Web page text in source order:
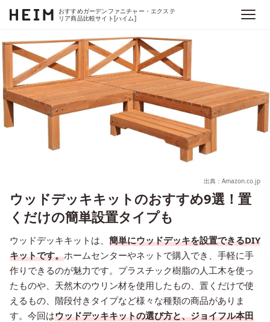
おすすめガーデンファニチャー・エクステ
リア商品比較サイト[ハイム]
出典：Amazon.co.jp
ウッドデッキキットのおすすめ9選！置
くだけの簡単設置タイプも
ウッドデッキキットは、 簡単にウッドデッキを設置できるDIY
キットです。ホームセンターやネットで購入でき、手軽に手
作りできるのが魅力です。プラスチック樹脂の人工木を使っ
たものや、天然木のウリン材を使用したもの、置くだけで使
えるもの、階段付きタイプなど様々な種類の商品がありま
す。今回はウッドデッキキットの選び方と、ジョイフル本田